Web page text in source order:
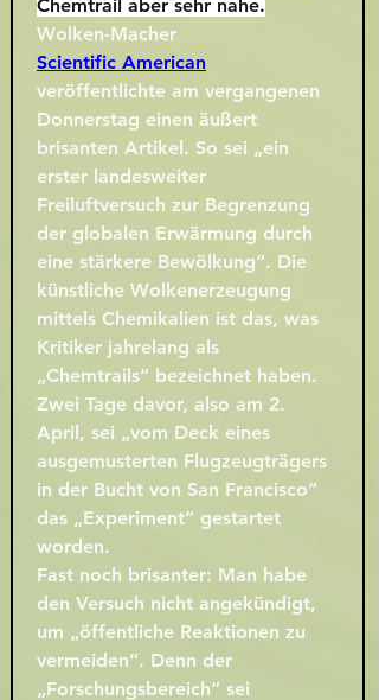
Chemtrail aber sehr nahe.
Wolken-Macher
Scientific American
veröffentlichte am vergangenen
Donnerstag einen äußert
brisanten Artikel. So sei „ein
erster landesweiter
Freiluftversuch zur Begrenzung
der globalen Erwärmung durch
eine stärkere Bewölkung“. Die
künstliche Wolkenerzeugung
mittels Chemikalien ist das, was
Kritiker jahrelang als
„Chemtrails“ bezeichnet haben.
Zwei Tage davor, also am 2.
April, sei „vom Deck eines
ausgemusterten Flugzeugträgers
in der Bucht von San Francisco“
das „Experiment“ gestartet
worden.
Fast noch brisanter: Man habe
den Versuch nicht angekündigt,
um „öffentliche Reaktionen zu
vermeiden“. Denn der
„Forschungsbereich“ sei